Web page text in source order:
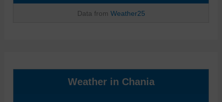
Data from Weather25
Weather in Chania